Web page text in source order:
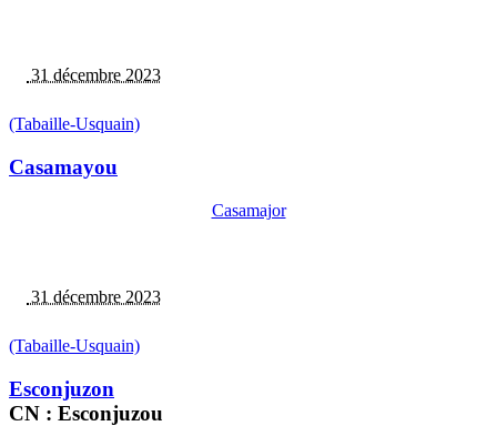
31 décembre 2023
(Tabaille-Usquain)
Casamayou
Casamajor
31 décembre 2023
(Tabaille-Usquain)
Esconjuzon
CN : Esconjuzou